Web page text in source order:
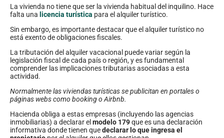
La vivienda no tiene que ser la vivienda habitual del inquilino. Hace
falta una licencia turística para el alquiler turístico.
Sin embargo, es importante destacar que el alquiler turístico no
está exento de obligaciones fiscales.
La tributación del alquiler vacacional puede variar según la
legislación fiscal de cada país o región, y es fundamental
comprender las implicaciones tributarias asociadas a esta
actividad.
Normalmente las viviendas turísticas se publicitan en portales o
páginas webs como booking o Airbnb.
Hacienda obliga a estas empresas (incluyendo las agencias
inmobiliarias) a declarar el modelo 179que es una declaración
informativa donde tienen quedeclarar lo que ingresa el